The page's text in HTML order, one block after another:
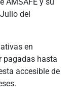
del
en
pagadas hasta
accesible de